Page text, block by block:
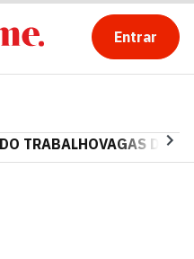
Entrar
TRABALHOVAGAS DE